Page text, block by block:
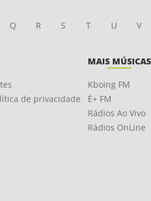
Q R S T U V
de privacidade
MAIS MÚSICAS
Kboing FM
É+ FM
Rádios Ao Vivo
Rádios OnLine